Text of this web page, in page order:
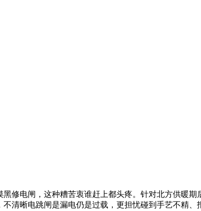
电闸，这种糟苦衷谁赶上都头疼。针对北方供暖期
清晰电跳闸是漏电仍是过载，更担忧碰到手艺不精、